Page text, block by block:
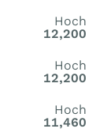
Hoch
12,200
Hoch
12,200
Hoch
11,460